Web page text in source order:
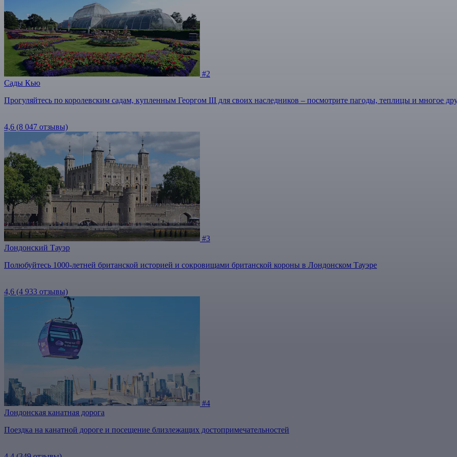
#2
Сады Кью
Прогуляйтесь по королевским садам, купленным Георгом III для своих наследников – посмотрите пагоды, теплицы и многое
4,6 (8 047 отзывы)
#3
Лондонский Тауэр
Полюбуйтесь 1000-летней британской историей и сокровищами британской короны в Лондонском Тауэре
4,6 (4 933 отзывы)
#4
Лондонская канатная дорога
Поездка на канатной дороге и посещение близлежащих достопримечательностей